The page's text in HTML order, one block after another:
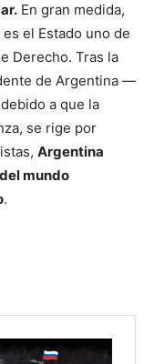
En gran medida,
el Estado uno de
Derecho. Tras la
de Argentina —
a que la
se rige por
Argentina
mundo
.